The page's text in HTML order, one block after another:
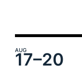
AUG
17–20